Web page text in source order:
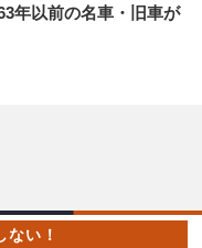
年以前の名車・旧車が